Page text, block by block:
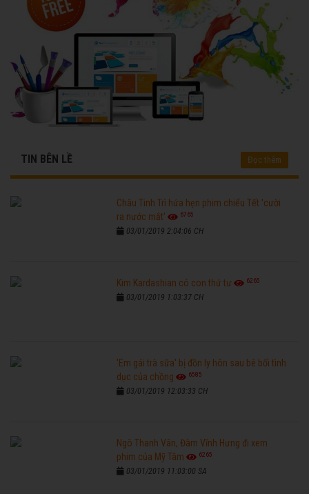
TIN BÊN LỀ Đọc thêm
Châu Tinh Trì hứa hẹn phim chiếu Tết 'cười
ra nước mắt'
6765
03/01/2019 2:04:06 CH
Kim Kardashian có con thứ tư 6265
03/01/2019 1:03:37 CH
'Em gái trà sữa' bị đồn ly hôn sau bê bối tình
dục của chồng
6585
03/01/2019 12:03:33 CH
Ngô Thanh Vân, Đàm Vĩnh Hưng đi xem
phim của Mỹ Tâm
6265
03/01/2019 11:03:00 SA